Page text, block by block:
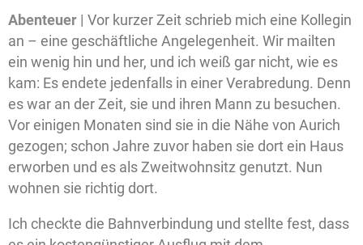
Abenteuer | Vor kurzer Zeit schrieb mich eine Kollegin
an – eine geschäftliche Angelegenheit. Wir mailten
ein wenig hin und her, und ich weiß gar nicht, wie es
kam: Es endete jedenfalls in einer Verabredung. Denn
es war an der Zeit, sie und ihren Mann zu besuchen.
Vor einigen Monaten sind sie in die Nähe von Aurich
gezogen; schon Jahre zuvor haben sie dort ein Haus
erworben und es als Zweitwohnsitz genutzt. Nun
wohnen sie richtig dort.
Ich checkte die Bahnverbindung und stellte fest, dass